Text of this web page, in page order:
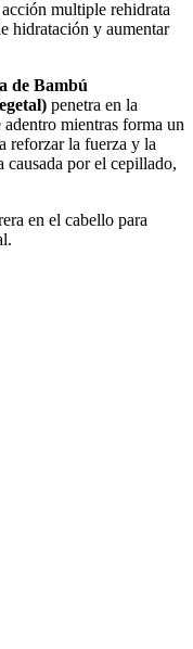
multiple rehidrata
hidratación y aumentar
de Bambú
penetra en la
mientras forma un
reforzar la fuerza y la
causada por el cepillado,
en el cabello para